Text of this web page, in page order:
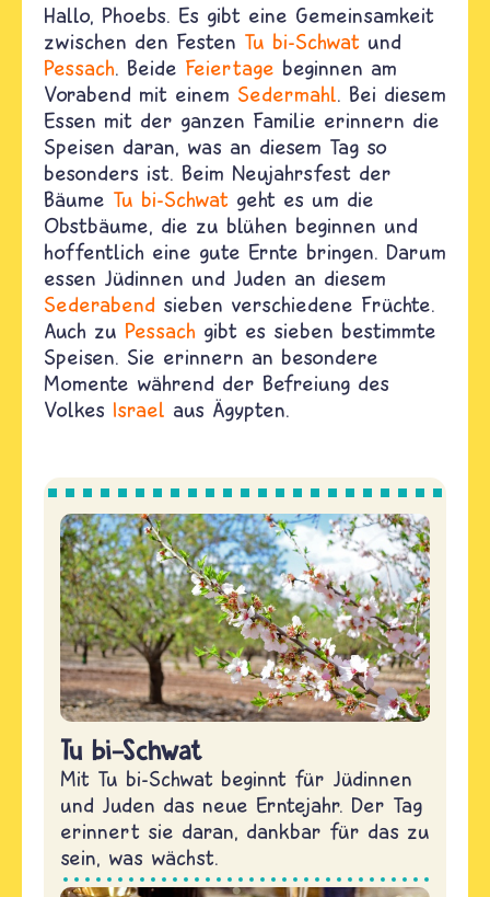
Hallo, Phoebs. Es gibt eine Gemeinsamkeit
zwischen den Festen Tu bi-Schwat und
Pessach. Beide Feiertage beginnen am
Vorabend mit einem Sedermahl. Bei diesem
Essen mit der ganzen Familie erinnern die
Speisen daran, was an diesem Tag so
besonders ist. Beim Neujahrsfest der
Bäume Tu bi-Schwat geht es um die
Obstbäume, die zu blühen beginnen und
hoffentlich eine gute Ernte bringen. Darum
essen Jüdinnen und Juden an diesem
Sederabend sieben verschiedene Früchte.
Auch zu Pessach gibt es sieben bestimmte
Speisen. Sie erinnern an besondere
Momente während der Befreiung des
Volkes Israel aus Ägypten.
Tu bi-Schwat
Mit Tu bi-Schwat beginnt für Jüdinnen
und Juden das neue Erntejahr. Der Tag
erinnert sie daran, dankbar für das zu
sein, was wächst.